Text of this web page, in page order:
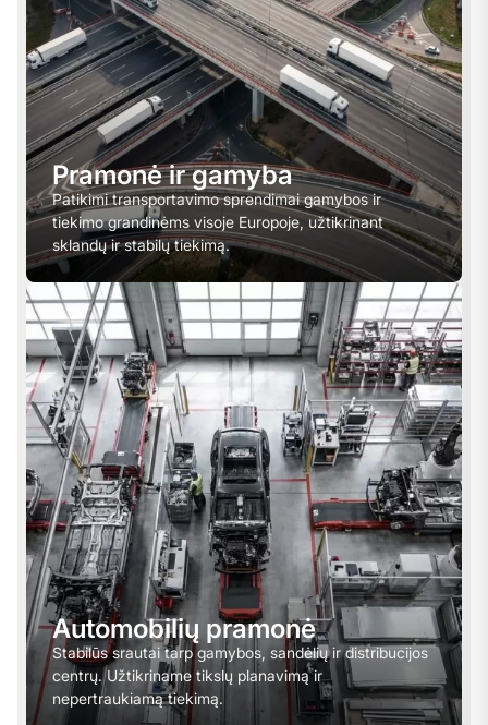
Pramonė ir gamyba
Patikimi transportavimo sprendimai gamybos ir
tiekimo grandinėms visoje Europoje, užtikrinant
sklandų ir stabilų tiekimą.
Automobilių pramonė
Stabilūs srautai tarp gamybos, sandėlių ir distribucijos
centrų. Užtikriname tikslų planavimą ir
nepertraukiamą tiekimą.